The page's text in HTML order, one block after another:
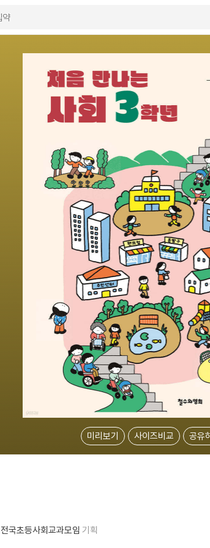
미리보기 사이즈비교 공유
전국초등사회교과모임 기획